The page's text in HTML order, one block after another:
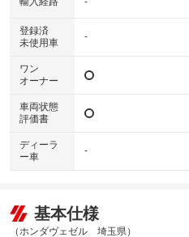
登録済
未使用車
-
ワン
オーナー
車両状態
評価書
ディーラ
ー車
-
基本仕様
（ホンダヴェゼル 埼玉県）